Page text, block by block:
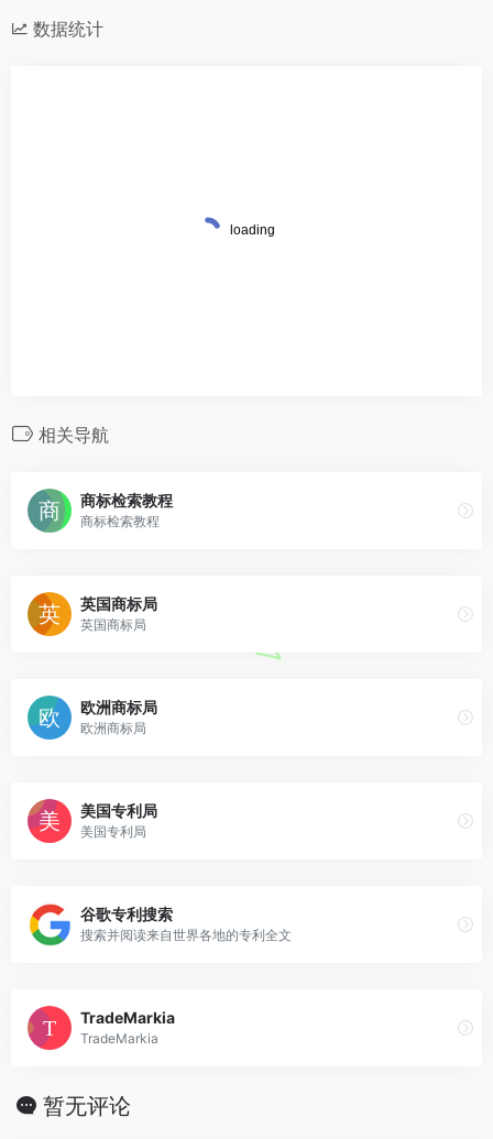
数据统计
相关导航
商标检索教程
商标检索教程
英国商标局
英国商标局
欧洲商标局
欧洲商标局
美国专利局
美国专利局
谷歌专利搜索
搜索并阅读来自世界各地的专利全文
TradeMarkia
TradeMarkia
暂无评论